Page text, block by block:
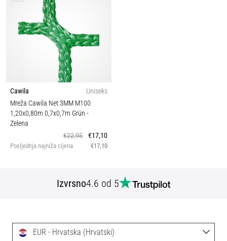
Cawila
Uniseks
Mreža Cawila Net 3MM M100
1,20x0,80m 0,7x0,7m Grün -
Zelena
€22,95
€17,10
Posljednja najniža cijena €17,10
Izvrsno4.6 od 5
EUR - Hrvatska (Hrvatski)